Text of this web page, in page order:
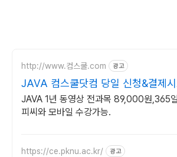
http://www.컴스쿨.com 광고
JAVA 컴스쿨닷컴 당일 신청&결제시
기프티콘!
JAVA 1년 동영상 전과목 89,000원,365일
피씨와 모바일 수강가능.
https://ce.pknu.ac.kr/ 광고